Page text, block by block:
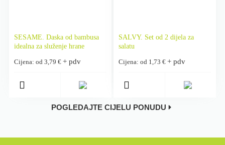
SESAME. Daska od bambusa
idealna za služenje hrane
Cijena: od 3,79 € + pdv
SALVY. Set od 2 dijela za
salatu
Cijena: od 1,73 € + pdv
POGLEDAJTE CIJELU PONUDU